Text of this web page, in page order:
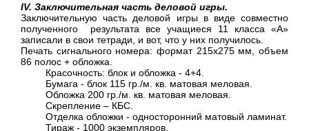
IV. Заключительная часть деловой игры.
Заключительную часть деловой игры в виде совместно
полученного результата все учащиеся 11 класса «А»
записали в свои тетради, и вот, что у них получилось.
Печать сигнального номера: формат 215x275 мм, объем
86 полос + обложка.
Красочность: блок и обложка - 4+4.
Бумага - блок 115 гр./м. кв. матовая меловая.
Обложка 200 гр./м. кв. матовая меловая.
Скрепление – КБС.
Отделка обложки - односторонний матовый ламинат.
Тираж - 1000 экземпляров.